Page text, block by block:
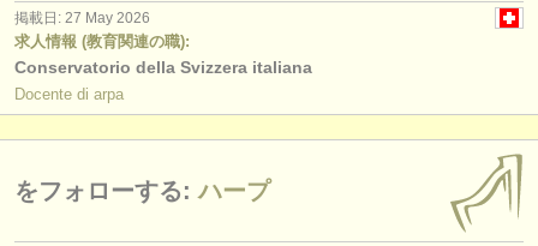
掲載日: 27 May 2026
求人情報 (教育関連の職):
Conservatorio della Svizzera italiana
Docente di arpa
をフォローする: ハープ